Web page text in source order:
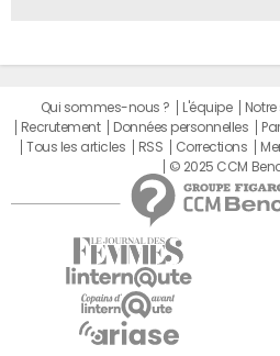
Qui sommes-nous ? L'équipe
Recrutement
Données personnelles
Tous les articles
RSS Corrections
© 2025 CCM